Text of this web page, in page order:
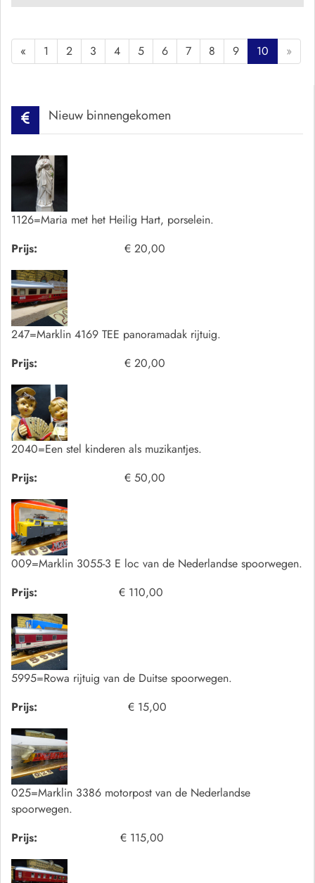
« 1 2 3 4 5 6 7 8 9 10 »
Nieuw binnengekomen
1126=Maria met het Heilig Hart, porselein.
Prijs:
€ 20,00
247=Marklin 4169 TEE panoramadak rijtuig.
Prijs:
€ 20,00
2040=Een stel kinderen als muzikantjes.
Prijs:
€ 50,00
009=Marklin 3055-3 E loc van de Nederlandse spoorwegen.
Prijs:
€ 110,00
5995=Rowa rijtuig van de Duitse spoorwegen.
Prijs:
€ 15,00
025=Marklin 3386 motorpost van de Nederlandse
spoorwegen.
Prijs:
€ 115,00